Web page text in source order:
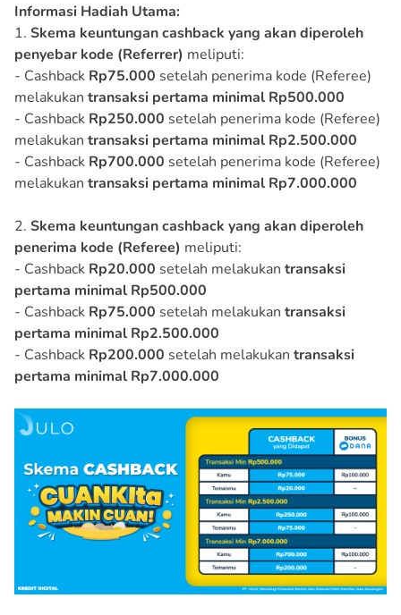
Informasi Hadiah Utama:
1. Skema keuntungan cashback yang akan diperoleh
penyebar kode (Referrer) meliputi:
- Cashback Rp75.000 setelah penerima kode (Referee)
melakukan transaksi pertama minimal Rp500.000
- Cashback Rp250.000 setelah penerima kode (Referee)
melakukan transaksi pertama minimal Rp2.500.000
- Cashback Rp700.000 setelah penerima kode (Referee)
melakukan transaksi pertama minimal Rp7.000.000
2. Skema keuntungan cashback yang akan diperoleh
penerima kode (Referee) meliputi:
- Cashback Rp20.000 setelah melakukan transaksi
pertama minimal Rp500.000
- Cashback Rp75.000 setelah melakukan transaksi
pertama minimal Rp2.500.000
- Cashback Rp200.000 setelah melakukan transaksi
pertama minimal Rp7.000.000